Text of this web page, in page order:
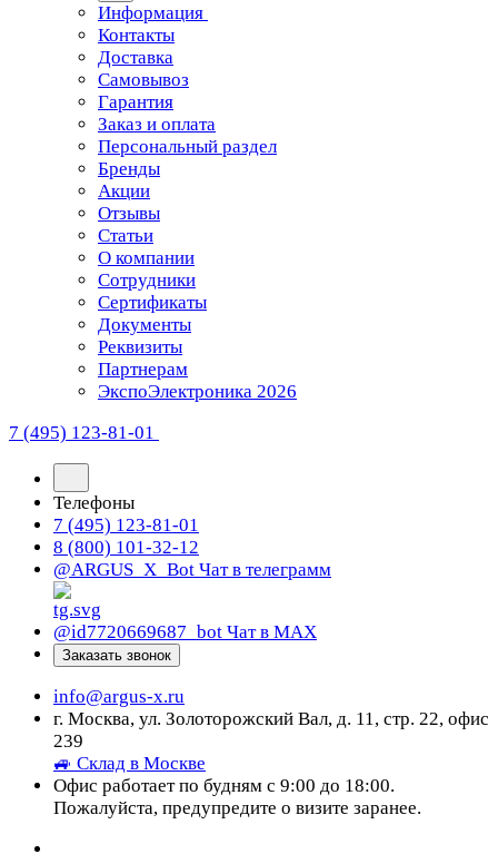
Информация
Контакты
Доставка
Самовывоз
Гарантия
Заказ и оплата
Персональный раздел
Бренды
Акции
Отзывы
Статьи
О компании
Сотрудники
Сертификаты
Документы
Реквизиты
Партнерам
ЭкспоЭлектроника 2026
7 (495) 123-81-01
Телефоны
7 (495) 123-81-01
8 (800) 101-32-12
@ARGUS_X_Bot Чат в телеграмм
@id7720669687_bot Чат в МАХ
Заказать звонок
info@argus-x.ru
г. Москва, ул. Золоторожский Вал, д. 11, стр. 22, офис
239
🚙 Склад в Москве
Офис работает по будням с 9:00 до 18:00.
Пожалуйста, предупредите о визите заранее.